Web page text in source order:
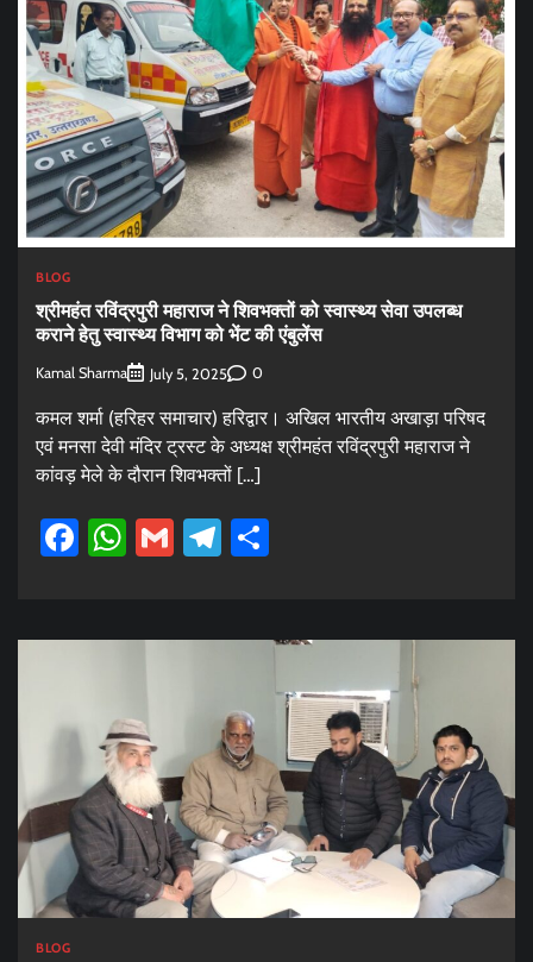
BLOG
श्रीमहंत रविंद्रपुरी महाराज ने शिवभक्तों को स्वास्थ्य सेवा उपलब्ध
कराने हेतु स्वास्थ्य विभाग को भेंट की एंबुलेंस
Kamal Sharma July 5, 2025 0
कमल शर्मा (हरिहर समाचार) हरिद्वार। अखिल भारतीय अखाड़ा परिषद
एवं मनसा देवी मंदिर ट्रस्ट के अध्यक्ष श्रीमहंत रविंद्रपुरी महाराज ने
कांवड़ मेले के दौरान शिवभक्तों […]
Facebook
WhatsApp
GmailTelegram
BLOG